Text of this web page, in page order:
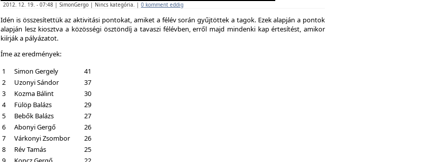
2012. 12. 19. - 07:48 | SimonGergo | Nincs kategória. | 0 komment eddig
Idén is összesítettük az aktivitási pontokat, amiket a félév során gyűjtöttek a tagok. Ezek alapján a pontok
alapján lesz kiosztva a közösségi ösztöndíj a tavaszi félévben, erről majd mindenki kap értesítést, amikor
kiírják a pályázatot.
Íme az eredmények:
1
Simon Gergely
41
2
Uzonyi Sándor
37
3
Kozma Bálint
30
4
Fülöp Balázs
29
5
Bebők Balázs
27
6
Abonyi Gergő
26
7
Várkonyi Zsombor
26
8
Rév Tamás
25